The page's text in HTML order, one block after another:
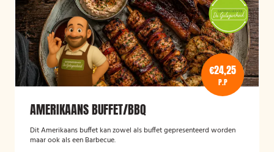
€24,25
P.P
AMERIKAANS BUFFET/BBQ
Dit Amerikaans buffet kan zowel als buffet gepresenteerd worden
maar ook als een Barbecue.